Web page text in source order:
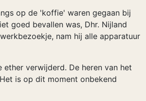
op de 'koffie' waren gegaan bij
goed bevallen was, Dhr. Nijland
nam hij alle apparatuur
verwijderd. De heren van het
is op dit moment onbekend